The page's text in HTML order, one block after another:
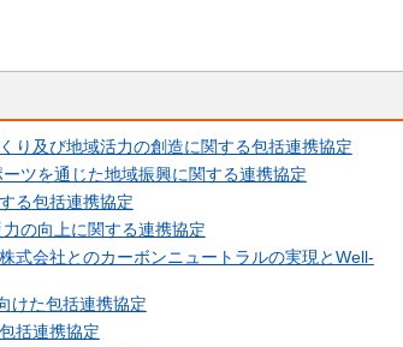
り及び地域活力の創造に関する包括連携協定
ツを通じた地域振興に関する連携協定
る包括連携協定
の向上に関する連携協定
式会社とのカーボンニュートラルの実現とWell-
けた包括連携協定
括連携協定